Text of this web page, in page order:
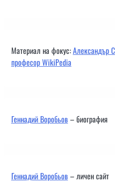
Материал на фокус:Александър
професор WikiPedia
Геннадий Воробьов– биография
Геннадий Воробьов– личен сайт